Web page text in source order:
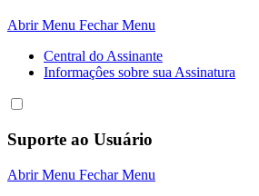
Abrir Menu Fechar Menu
Central do Assinante
Informaçôes sobre sua Assinatura
Suporte ao Usuário
Abrir Menu Fechar Menu